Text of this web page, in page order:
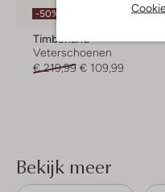
-50%
Timberland
Veterschoenen
€ 219,99 € 109,99
Bekijk meer